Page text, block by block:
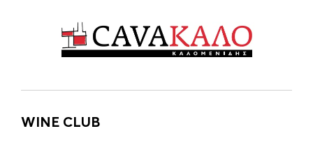
WINE CLUB